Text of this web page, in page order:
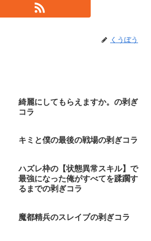
くうぼう
綺麗にしてもらえますか。の剥ぎ
コラ
キミと僕の最後の戦場の剥ぎコラ
ハズレ枠の【状態異常スキル】で
最強になった俺がすべてを蹂躙す
るまでの剥ぎコラ
魔都精兵のスレイブの剥ぎコラ